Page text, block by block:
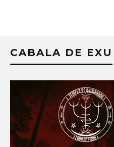
CABALA DE EXU